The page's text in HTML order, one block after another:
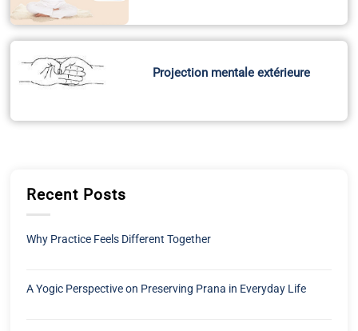
Projection mentale extérieure
Recent Posts
Why Practice Feels Different Together
A Yogic Perspective on Preserving Prana in Everyday Life